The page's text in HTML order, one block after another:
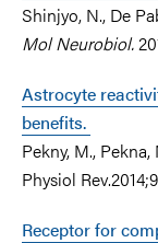
Shinjyo, N., De
Mol Neurobiol.
Astrocyte
benefits.
Pekny, M., Pekna,
Physiol
Receptor for